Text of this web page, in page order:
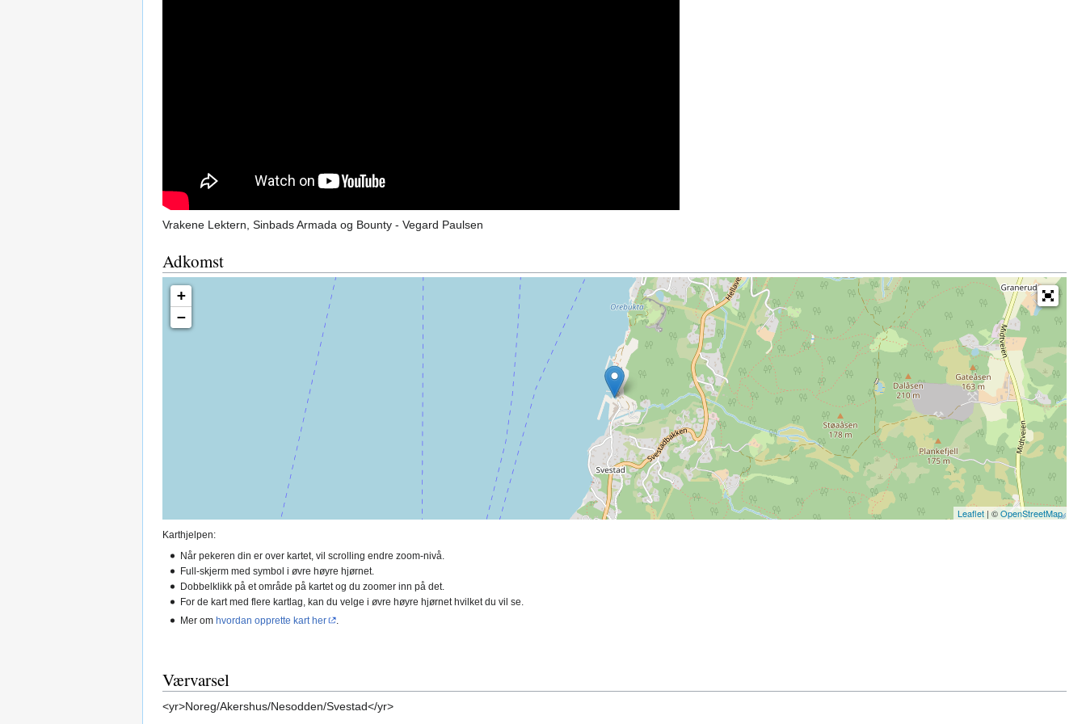
Vrakene Lektern, Sinbads Armada og Bounty - Vegard Paulsen
Adkomst
+
−
Leaflet | ©OpenStreetMap
Karthjelpen:
Når pekeren din er over kartet, vil scrolling endre zoom-nivå.
Full-skjerm med symbol i øvre høyre hjørnet.
Dobbelklikk på et område på kartet og du zoomer inn på det.
For de kart med flere kartlag, kan du velge i øvre høyre hjørnet hvilket du vil se.
Mer omhvordan opprette kart her
Værvarsel
<yr>Noreg/Akershus/Nesodden/Svestad</yr>